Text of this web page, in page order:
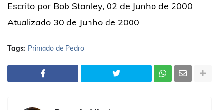
Escrito por Bob Stanley, 02 de Junho de 2000
Atualizado 30 de Junho de 2000
Tags: Primado de Pedro